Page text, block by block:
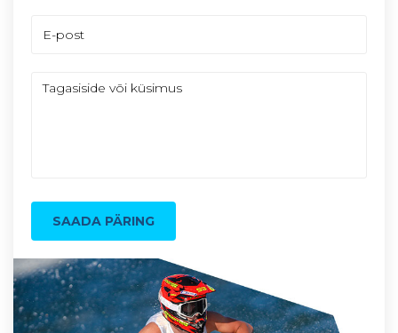
SAADA PÄRING